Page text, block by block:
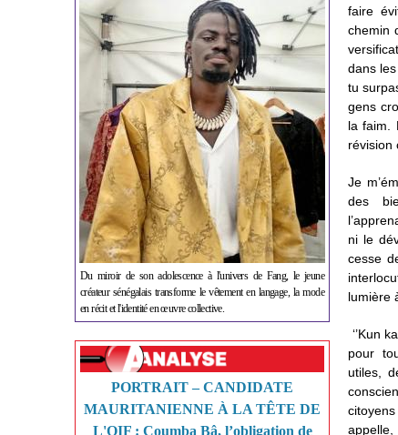
Du miroir de son adolescence à l'univers de Fang, le jeune
créateur sénégalais transforme le vêtement en langage, la mode
en récit et l'identité en œuvre collective.
PORTRAIT – CANDIDATE
MAURITANIENNE À LA TÊTE DE
L'OIF : Coumba Bâ, l’obligation de
faire
chemin
dans
tu
gens
la faim.
révision
Je
des
ni le
cesse
lumière
‘’Kun
pour
utiles,